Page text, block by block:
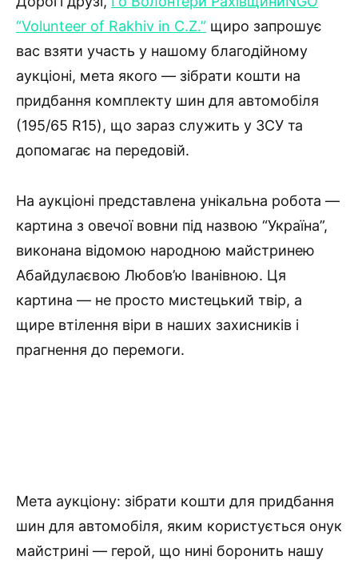
“Volunteer of Rakhiv in C.Z.” щиро запрошує
вас взяти участь у нашому благодійному
аукціоні, мета якого — зібрати кошти на
придбання комплекту шин для автомобіля
(195/65 R15), що зараз служить у ЗСУ та
допомагає на передовій.
На аукціоні представлена унікальна робота —
картина з овечої вовни під назвою “Україна”,
виконана відомою народною майстринею
Абайдулаєвою Любов’ю Іванівною. Ця
картина — не просто мистецький твір, а
щире втілення віри в наших захисників і
прагнення до перемоги.
Мета аукціону: зібрати кошти для придбання
шин для автомобіля, яким користується онук
майстрині — герой, що нині боронить нашу